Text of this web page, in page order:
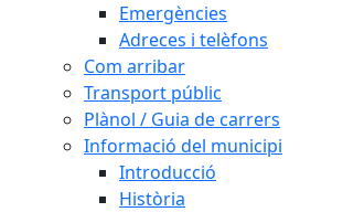
Emergències
Adreces i telèfons
Com arribar
Transport públic
Plànol / Guia de carrers
Informació del municipi
Introducció
Història